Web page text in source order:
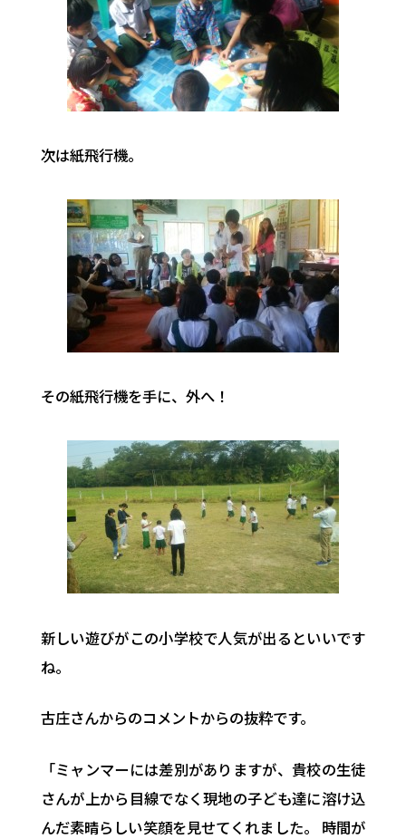
次は紙飛行機。
その紙飛行機を手に、外へ！
新しい遊びがこの小学校で人気が出るといいです
ね。
古庄さんからのコメントからの抜粋です。
「ミャンマーには差別がありますが、貴校の生徒
さんが上から目線でなく現地の子ども達に溶け込
んだ素晴らしい笑顔を見せてくれました。 時間が